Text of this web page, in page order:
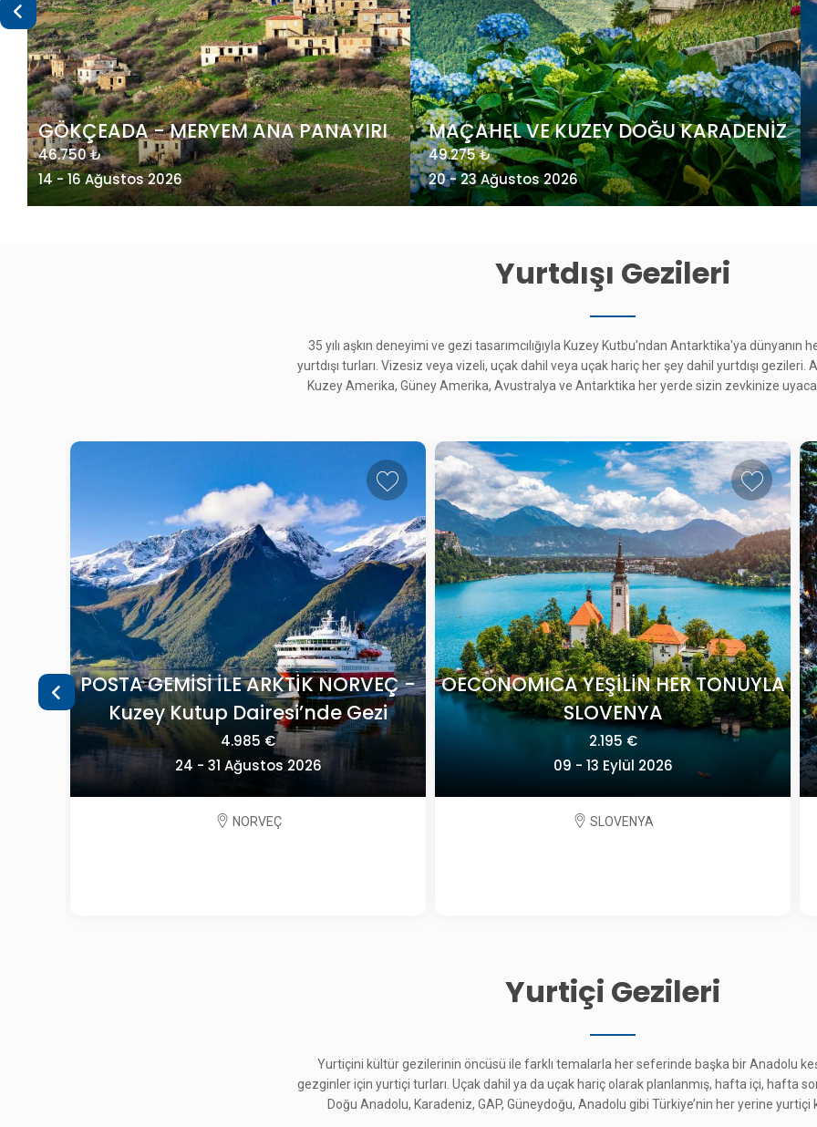
MAÇAHEL VE KUZEY DOĞU KARADENİZ
49.275 ₺
20 - 23 Ağustos 2026
POSTA GEMİSİ İLE ARKTİK NORVEÇ -
Kuzey Kutup Dairesi’nde Gezi
4.985 €
24 - 31 Ağustos 2026
Yurtdışı Gezileri
35 yılı aşkın deneyimi ve gezi tasarımcılığıyla Kuzey Kutbu'ndan Antarktika'ya dünyanın
yurtdışı turları. Vizesiz veya vizeli, uçak dahil veya uçak hariç her şey dahil yurtdışı gezileri.
Kuzey Amerika, Güney Amerika, Avustralya ve Antarktika her yerde sizin zevkinize
-
OECONOMICA YEŞİLİN HER TONUYLA
SLOVENYA
2.195 €
09 - 13 Eylül 2026
SLOVENYA
POLONYA'DA TARİH VE SANAT
2.825 €
24 Eylül - 01 Ekim 2026
POLONYA
Yurtiçi Gezileri
Yurtiçini kültür gezilerinin öncüsü ile farklı temalarla her seferinde başka bir Anadolu
gezginler için yurtiçi turları. Uçak dahil ya da uçak hariç olarak planlanmış, hafta içi, hafta
Doğu Anadolu, Karadeniz, GAP, Güneydoğu, Anadolu gibi Türkiye’nin her yerine yurtiçi